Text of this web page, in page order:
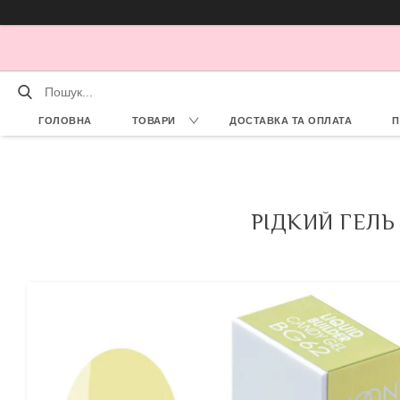
ГОЛОВНА ТОВАРИ ДОСТАВКА ТА ОПЛАТА
РІДКИЙ ГЕЛЬ